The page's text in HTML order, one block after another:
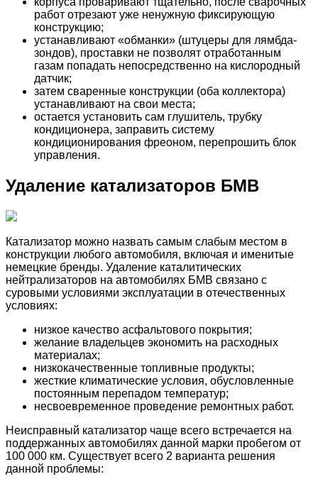
работ отрезают уже ненужную фиксирующую
конструкцию;
устанавливают «обманки» (штуцеры для лямбда-
зондов), проставки не позволят отработанным
газам попадать непосредственно на кислородный
датчик;
затем сваренные конструкции (оба коллектора)
устанавливают на свои места;
остается установить сам глушитель, трубку
кондиционера, заправить систему
кондиционирования фреоном, перепрошить блок
управления.
Удаление катализаторов БМВ
Катализатор можно назвать самым слабым местом в
конструкции любого автомобиля, включая и именитые
немецкие бренды. Удаление каталитических
нейтрализаторов на автомобилях БМВ связано с
суровыми условиями эксплуатации в отечественных
условиях:
низкое качество асфальтового покрытия;
желание владельцев экономить на расходных
материалах;
низкокачественные топливные продукты;
жесткие климатические условия, обусловленные
постоянным перепадом температур;
несвоевременное проведение ремонтных работ.
Неисправный катализатор чаще всего встречается на
поддержанных автомобилях данной марки пробегом от
100 000 км. Существует всего 2 варианта решения
данной проблемы: